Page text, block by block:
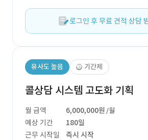
로그인 후 무료 견적 상담
유사도 높음 기간제
콜상담 시스템 고도화 기획
월 금액 6,000,000원 /월
예상 기간
180일
근무 시작일
즉시 시작